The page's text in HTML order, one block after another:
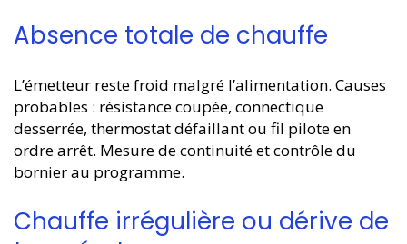
Absence totale de chauffe
L’émetteur reste froid malgré l’alimentation. Causes
probables : résistance coupée, connectique
desserrée, thermostat défaillant ou fil pilote en
ordre arrêt. Mesure de continuité et contrôle du
bornier au programme.
Chauffe irrégulière ou dérive de